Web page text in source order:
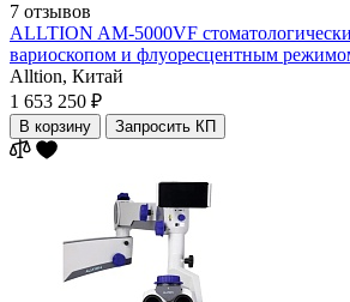
7 отзывов
ALLTION AM-5000VF
вариоскопом и флуоресцентным
Alltion, Китай
1 653 250 ₽
В корзину Запросить КП